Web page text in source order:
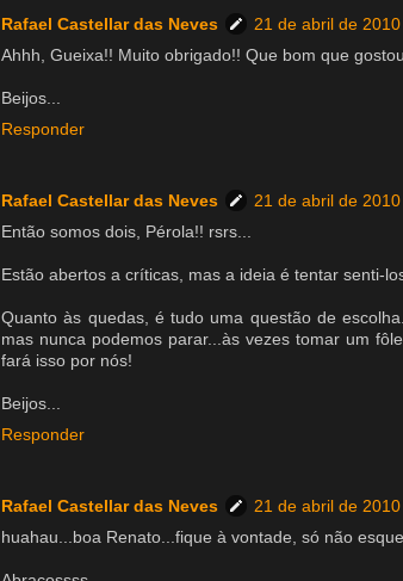
Rafael Castellar das Neves
21 de abril de
Ahhh, Gueixa!! Muito obrigado!! Que bom que
Beijos...
Responder
Rafael Castellar das Neves
21 de abril de
Então somos dois, Pérola!! rsrs...
Estão abertos a críticas, mas a ideia é tentar senti-
Quanto às quedas, é tudo uma questão de
mas nunca podemos parar...às vezes tomar um
fará isso por nós!
Beijos...
Responder
Rafael Castellar das Neves
21 de abril de
huahau...boa Renato...fique à vontade, só não